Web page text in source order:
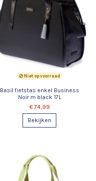
Niet op voorraad
Basil fietstas enkel Business
Noir m black 17L
€ 74,99
Bekijken